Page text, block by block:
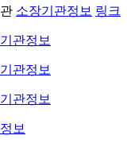
소장기관정보 링크
관정보
관정보
관정보
보